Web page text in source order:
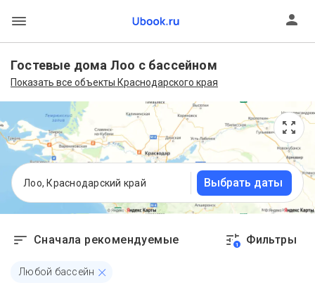
Гостевые дома Лоо с бассейном
Показать все объекты Краснодарского края
Лоо, Краснодарский край Выбрать даты
Сначала рекомендуемые 1 Фильтры
Любой бассейн